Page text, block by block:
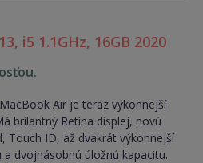
i5 1.1GHz, 16GB 2020
Air je teraz výkonnejší
brilantný Retina displej, novú
Touch ID, až dvakrát výkonnejší
dvojnásobnú úložnú kapacitu.